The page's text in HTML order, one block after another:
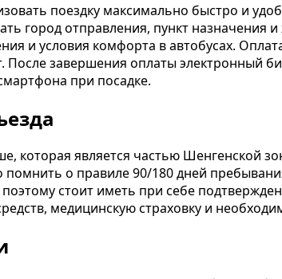
поездку максимально быстро и
город отправления, пункт назначения
и условия комфорта в автобусах.
После завершения оплаты электронный
при посадке.
которая является частью
помнить о правиле 90/180 дней
стоит иметь при себе
медицинскую страховку и